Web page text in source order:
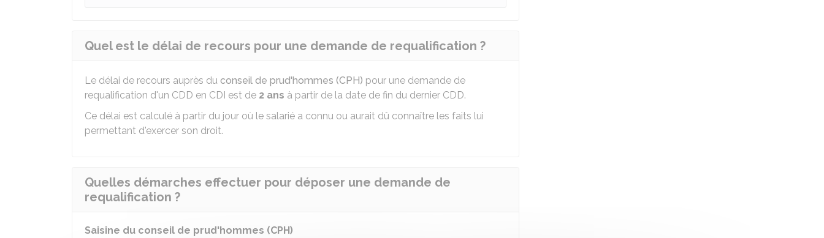
Quel est le délai de recours pour une demande de requalification ?
Le délai de recours auprès du conseil de prud'hommes (CPH) pour une demande de
requalification d'un CDD en CDI est de 2 ans à partir de la date de fin du dernier CDD.
Ce délai est calculé à partir du jour où le salarié a connu ou aurait dû connaître les faits lui
permettant d'exercer son droit.
Quelles démarches effectuer pour déposer une demande de
requalification ?
Saisine du conseil de prud'hommes (CPH)